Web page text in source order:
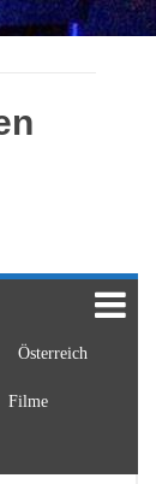
Österreich
Filme